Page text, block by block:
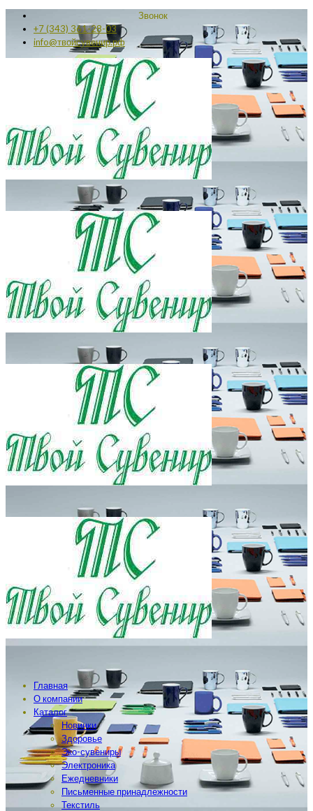
Звонок
+7 (343) 361-28-03
info@твойсувенир.рф
Главная
О компании
Каталог
Новинки
Здоровье
Эко-сувениры
Электроника
Ежедневники
Письменные принадлежности
Текстиль